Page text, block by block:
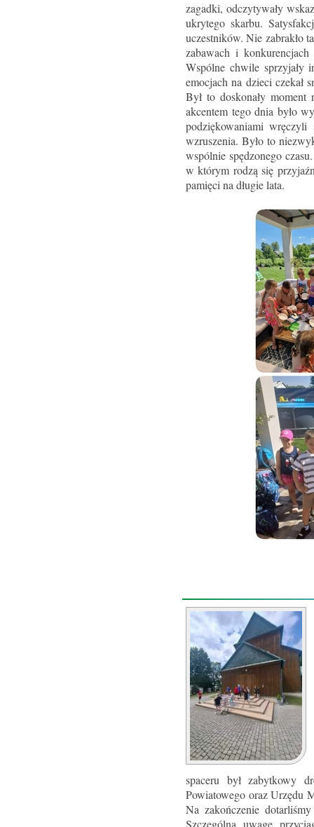
zagadki, odczytywały
ukrytego skarbu.
uczestników. Nie zabrakło
zabawach i
Wspólne chwile sprzyjały
emocjach na dzieci czekał
Był to doskonały
akcentem tego dnia było
podziękowaniami
wzruszenia. Było to
wspólnie spędzonego
w którym rodzą się
pamięci na długie lata.
spaceru był zabytkowy
Powiatowego oraz Urzędu
Na zakończenie
Szczególną uwagę